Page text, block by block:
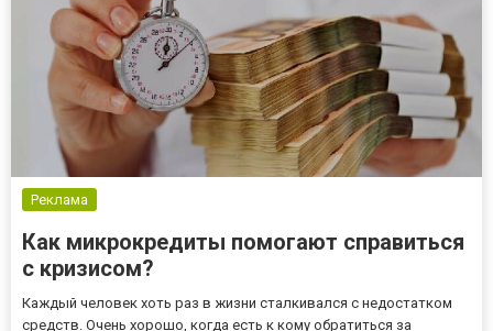
Реклама
Как микрокредиты помогают справиться
с кризисом?
Каждый человек хоть раз в жизни сталкивался с недостатком
средств. Очень хорошо, когда есть к кому обратиться за